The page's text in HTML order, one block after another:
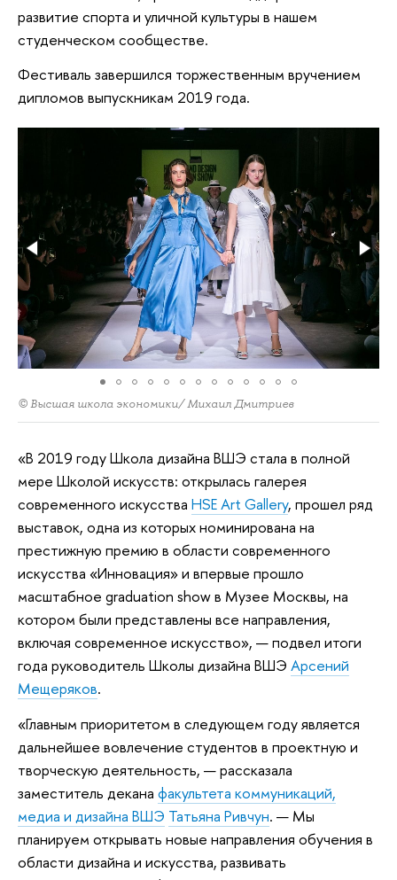
развитие спорта и уличной культуры в нашем
студенческом сообществе.
Фестиваль завершился торжественным вручением
дипломов выпускникам 2019 года.
© Высшая школа экономики/ Михаил Дмитриев
«В 2019 году Школа дизайна ВШЭ стала в полной
мере Школой искусств: открылась галерея
современного искусства HSE Art Gallery, прошел ряд
выставок, одна из которых номинирована на
престижную премию в области современного
искусства «Инновация» и впервые прошло
масштабное graduation show в Музее Москвы, на
котором были представлены все направления,
включая современное искусство», — подвел итоги
года руководитель Школы дизайна ВШЭ Арсений
Мещеряков.
«Главным приоритетом в следующем году является
дальнейшее вовлечение студентов в проектную и
творческую деятельность, — рассказала
заместитель декана факультета коммуникаций,
медиа и дизайна ВШЭ Татьяна Ривчун. — Мы
планируем открывать новые направления обучения в
области дизайна и искусства, развивать